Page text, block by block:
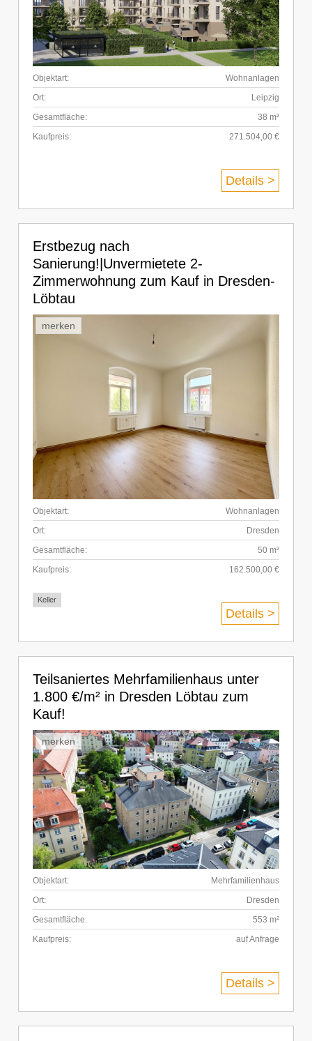
Objektart:
Wohnanlagen
Ort:
Leipzig
Gesamtfläche:
38 m²
Kaufpreis:
271.504,00 €
Details >
Erstbezug nach
Sanierung!|Unvermietete 2-
Zimmerwohnung zum Kauf in Dresden-
Löbtau
merken
Objektart:
Wohnanlagen
Ort:
Dresden
Gesamtfläche:
50 m²
Kaufpreis:
162.500,00 €
Keller
Details >
Teilsaniertes Mehrfamilienhaus unter
1.800 €/m² in Dresden Löbtau zum
Kauf!
merken
Objektart:
Mehrfamilienhaus
Ort:
Dresden
Gesamtfläche:
553 m²
Kaufpreis:
auf Anfrage
Details >